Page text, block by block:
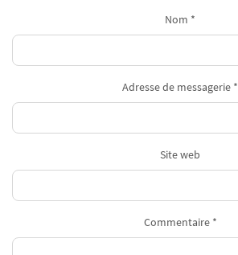
Nom *
Adresse de messagerie *
Site web
Commentaire *